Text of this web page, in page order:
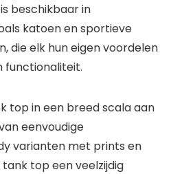
beschikbaar in
katoen en sportieve
die elk hun eigen voordelen
functionaliteit.
top in een breed scala aan
eenvoudige
varianten met prints en
top een veelzijdig